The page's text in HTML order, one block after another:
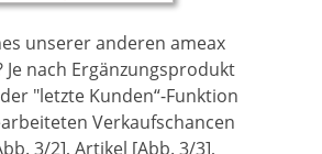
unserer anderen ameax
nach Ergänzungsprodukt
"letzte Kunden“-Funktion
Verkaufschancen
3/2], Artikel [Abb. 3/3],